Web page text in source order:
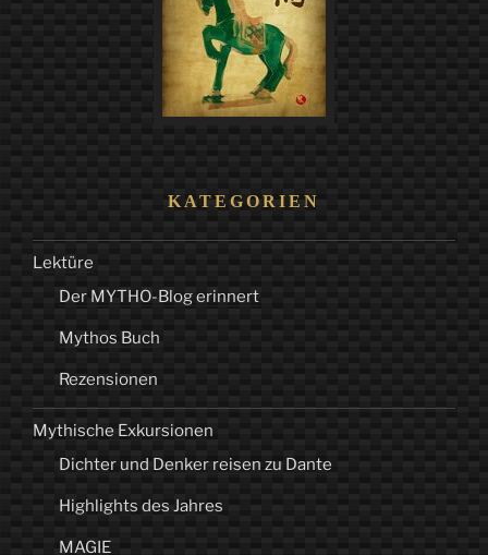
KATEGORIEN
Lektüre
Der MYTHO-Blog erinnert
Mythos Buch
Rezensionen
Mythische Exkursionen
Dichter und Denker reisen zu Dante
Highlights des Jahres
MAGIE